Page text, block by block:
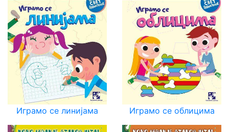
Играмо се линијама Играмо се облицима